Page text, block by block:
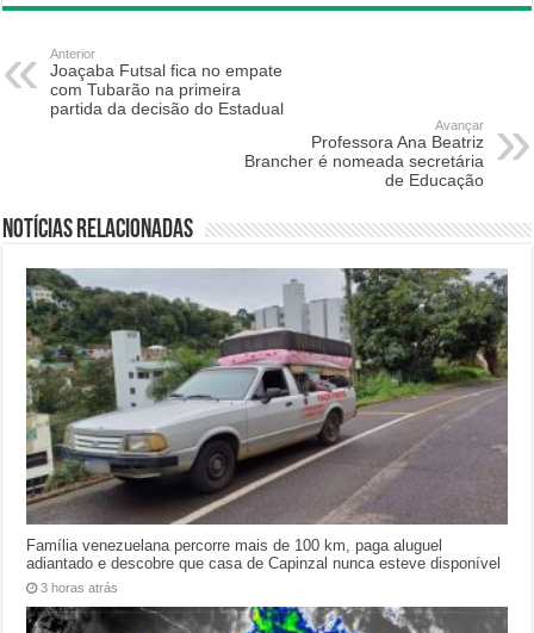
Anterior
Joaçaba Futsal fica no empate
com Tubarão na primeira
partida da decisão do Estadual
Avançar
Professora Ana Beatriz
Brancher é nomeada secretária
de Educação
Notícias relacionadas
Família venezuelana percorre mais de 100 km, paga aluguel
adiantado e descobre que casa de Capinzal nunca esteve disponível
3 horas atrás